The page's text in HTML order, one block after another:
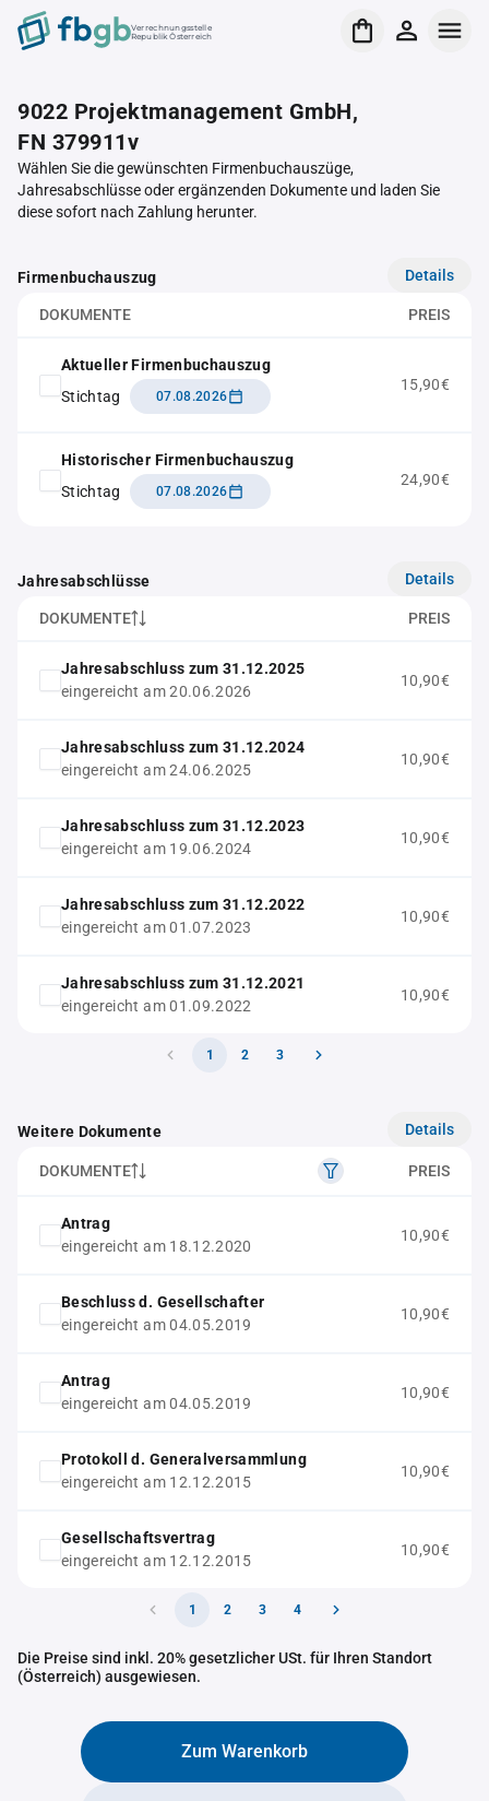
Verrechnungsstelle
Republik Österreich
9022 Projektmanagement GmbH,
FN 379911v
Wählen Sie die gewünschten Firmenbuchauszüge,
Jahresabschlüsse oder ergänzenden Dokumente und laden Sie
diese sofort nach Zahlung herunter.
Firmenbuchauszug Details
DOKUMENTE PREIS
Aktueller Firmenbuchauszug
Stichtag
07.08.2026
15,90€
Historischer Firmenbuchauszug
Stichtag
07.08.2026
24,90€
Jahresabschlüsse Details
DOKUMENTE PREIS
Jahresabschluss zum 31.12.2025
eingereicht am 20.06.2026
10,90€
Jahresabschluss zum 31.12.2024
eingereicht am 24.06.2025
10,90€
Jahresabschluss zum 31.12.2023
eingereicht am 19.06.2024
10,90€
Jahresabschluss zum 31.12.2022
eingereicht am 01.07.2023
10,90€
Jahresabschluss zum 31.12.2021
eingereicht am 01.09.2022
10,90€
1 2 3
Weitere Dokumente Details
DOKUMENTE PREIS
Antrag
eingereicht am 18.12.2020
10,90€
Beschluss d. Gesellschafter
eingereicht am 04.05.2019
10,90€
Antrag
eingereicht am 04.05.2019
10,90€
Protokoll d. Generalversammlung
eingereicht am 12.12.2015
10,90€
Gesellschaftsvertrag
eingereicht am 12.12.2015
10,90€
1 2 3 4
Die Preise sind inkl. 20% gesetzlicher USt. für Ihren Standort
(Österreich) ausgewiesen.
Zum Warenkorb